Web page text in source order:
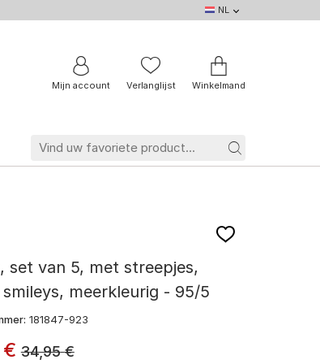
NL
DE
NL
BE
FR
Mijn account Verlanglijst Winkelmand
set van 5, met streepjes,
meerkleurig - 95/5
181847-923
€34,95 €